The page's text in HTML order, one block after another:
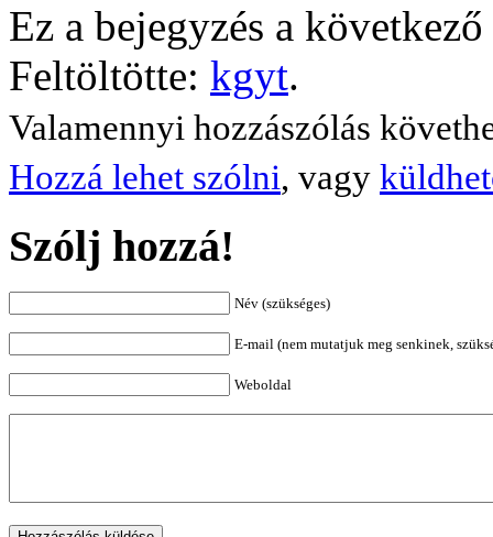
Ez a bejegyzés a
Feltöltötte: kgyt.
Valamennyi hozzászólás
Hozzá lehet szólni, vagy
Szólj hozzá!
Név (szükséges)
E-mail (nem mutatjuk meg senkinek,
Weboldal